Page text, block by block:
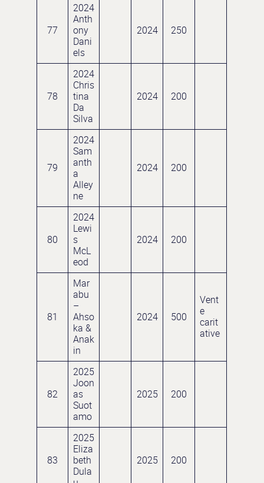
77
2024
Anth
ony
Dani
els
2024 250
78
2024
Chris
tina
Da
Silva
2024 200
79
2024
Sam
anth
a
Alley
ne
2024 200
80
2024
Lewi
s
McL
eod
2024 200
81
Mar
abu
–
Ahso
ka &
Anak
in
2024 500
Vent
e
carit
ative
82
2025
Joon
as
Suot
amo
2025 200
83
2025
Eliza
beth
Dula
2025 200